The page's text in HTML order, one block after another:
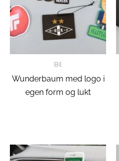
Bil
Wunderbaum med logo i
egen form og lukt